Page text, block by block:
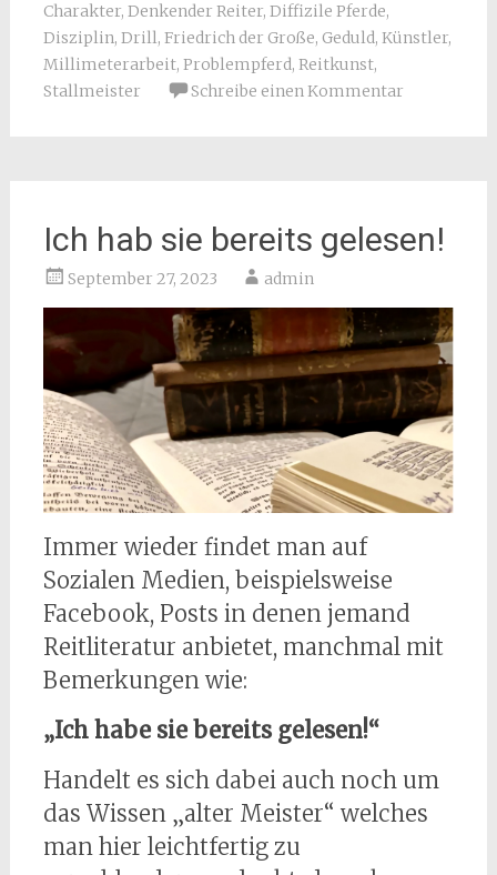
Charakter, Denkender Reiter, Diffizile Pferde,
Disziplin, Drill, Friedrich der Große, Geduld, Künstler,
Millimeterarbeit, Problempferd, Reitkunst,
Stallmeister
Schreibe einen Kommentar
Ich hab sie bereits gelesen!
September 27, 2023 admin
Immer wieder findet man auf
Sozialen Medien, beispielsweise
Facebook, Posts in denen jemand
Reitliteratur anbietet, manchmal mit
Bemerkungen wie:
„Ich habe sie bereits gelesen!“
Handelt es sich dabei auch noch um
das Wissen „alter Meister“ welches
man hier leichtfertig zu